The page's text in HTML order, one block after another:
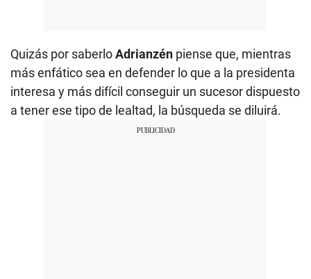
Quizás por saberloAdrianzén piense que, mientras
más enfático sea en defender lo que a la presidenta
interesa y más difícil conseguir un sucesor dispuesto
a tener ese tipo de lealtad, la búsqueda se diluirá.